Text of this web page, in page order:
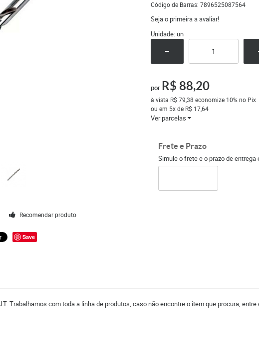
Recomendar produto
Save
Código de Barras: 7896525087564
Seja o primeira a avaliar!
Unidade: un
por R$ 88,20
à vista R$ 79,38 economize 10%no Pix
ou em 5xde R$ 17,64
Ver parcelas
Frete e Prazo
Simule o frete e o prazo de
Trabalhamos com toda a linha de produtos, caso não encontre o item que procura,